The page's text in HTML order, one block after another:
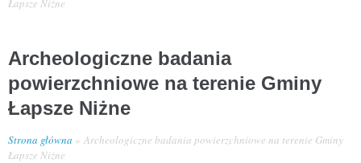
Łapsze Niżne
Archeologiczne badania
powierzchniowe na terenie Gminy
Łapsze Niżne
Strona główna
Archeologiczne badania powierzchniowe na terenie Gminy
Łapsze Niżne